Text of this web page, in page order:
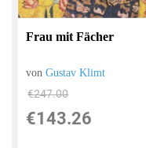
Frau mit Fächer
vonGustav Klimt
€247.00
€143.26